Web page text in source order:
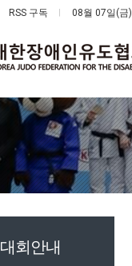
RSS 구독 08월 07일(금)
대회안내